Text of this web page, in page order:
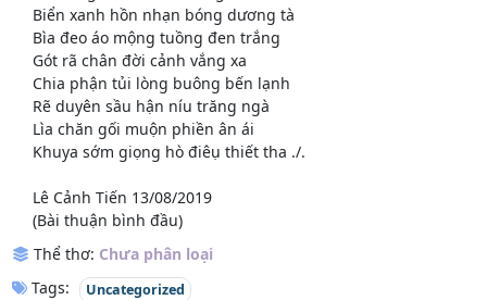
Biển xanh hồn nhạn bóng dương tà
Bìa đeo áo mộng tuồng đen trắng
Gót rã chân đời cảnh vắng xa
Chia phận tủi lòng buông bến lạnh
Rẽ duyên sầu hận níu trăng ngà
Lìa chăn gối muộn phiền ân ái
Khuya sớm giọng hò điêụ thiết tha ./.
Lê Cảnh Tiến 13/08/2019
(Bài thuận bình đầu)
Thể thơ: Chưa phân loại
Tags:
Uncategorized